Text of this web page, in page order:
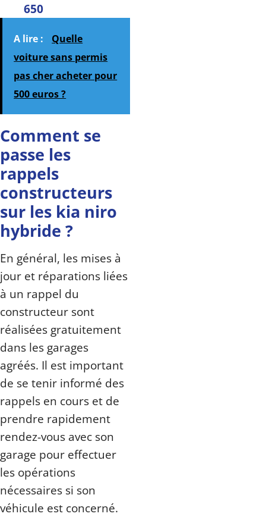
650
A lire :
Quelle
voiture sans permis
pas cher acheter pour
500 euros ?
Comment se
passe les
rappels
constructeurs
sur les kia niro
hybride ?
En général, les mises à
jour et réparations liées
à un rappel du
constructeur sont
réalisées gratuitement
dans les garages
agréés. Il est important
de se tenir informé des
rappels en cours et de
prendre rapidement
rendez-vous avec son
garage pour effectuer
les opérations
nécessaires si son
véhicule est concerné.